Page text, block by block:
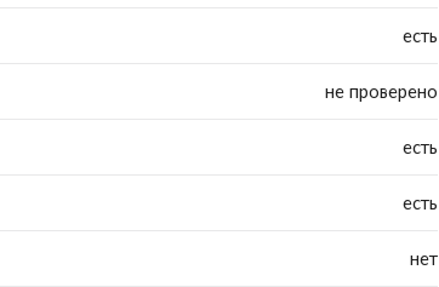
есть
не проверено
есть
есть
нет